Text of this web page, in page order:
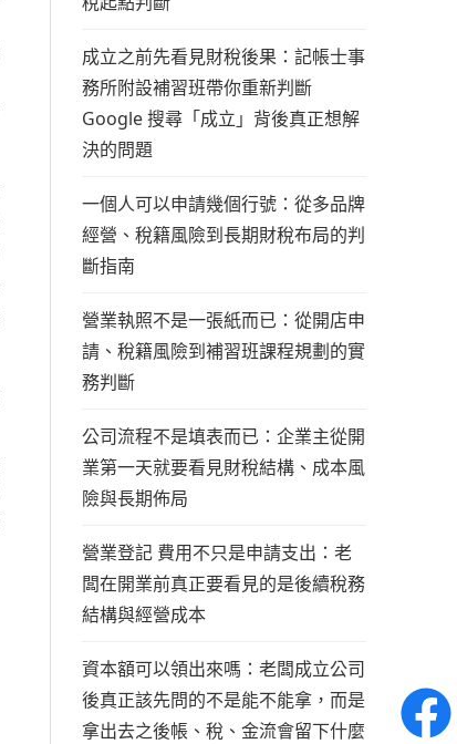
成立之前先看見財稅後果：記帳士事
務所附設補習班帶你重新判斷
Google 搜尋「成立」背後真正想解
決的問題
一個人可以申請幾個行號：從多品牌
經營、稅籍風險到長期財稅布局的判
斷指南
營業執照不是一張紙而已：從開店申
請、稅籍風險到補習班課程規劃的實
務判斷
公司流程不是填表而已：企業主從開
業第一天就要看見財稅結構、成本風
險與長期佈局
營業登記 費用不只是申請支出：老
闆在開業前真正要看見的是後續稅務
結構與經營成本
資本額可以領出來嗎：老闆成立公司
後真正該先問的不是能不能拿，而是
拿出去之後帳、稅、金流會留下什麼